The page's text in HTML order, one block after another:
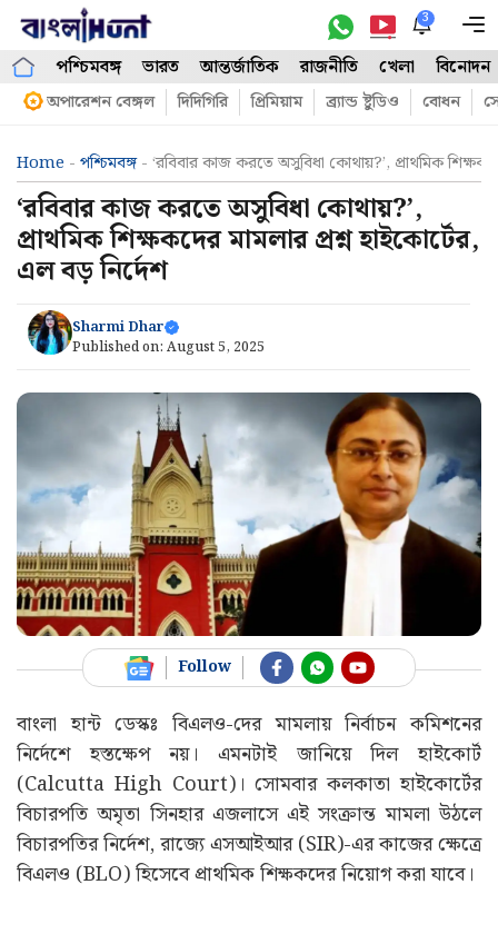
Skip
content
3
পশ্চিমবঙ্গ ভারত আন্তর্জাতিক রাজনীতি খেলা বিনোদন
অপারেশন বেঙ্গল দিদিগিরি প্রিমিয়াম ব্র্যান্ড ষ্টুডিও বোধন
Home - পশ্চিমবঙ্গ- ‘রবিবার কাজ করতে অসুবিধা কোথায়?’, প্রাথমিক
‘রবিবার কাজ করতে অসুবিধা কোথায়?’,
প্রাথমিক শিক্ষকদের মামলার প্রশ্ন হাইকোর্টের,
এল বড় নির্দেশ
Sharmi Dhar
Published on: August 5, 2025
Follow
বাংলা হান্ট ডেস্কঃ বিএলও-দের মামলায় নির্বাচন কমিশনের
নির্দেশে হস্তক্ষেপ নয়। এমনটাই জানিয়ে দিল হাইকোর্ট
(Calcutta High Court)। সোমবার কলকাতা হাইকোর্টের
বিচারপতি অমৃতা সিনহার এজলাসে এই সংক্রান্ত মামলা উঠলে
বিচারপতির নির্দেশ, রাজ্যে এসআইআর (SIR)-এর কাজের ক্ষেত্রে
বিএলও (BLO) হিসেবে প্রাথমিক শিক্ষকদের নিয়োগ করা যাবে।